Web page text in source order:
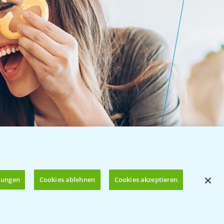
Cookies ablehnen Cookies akzeptieren